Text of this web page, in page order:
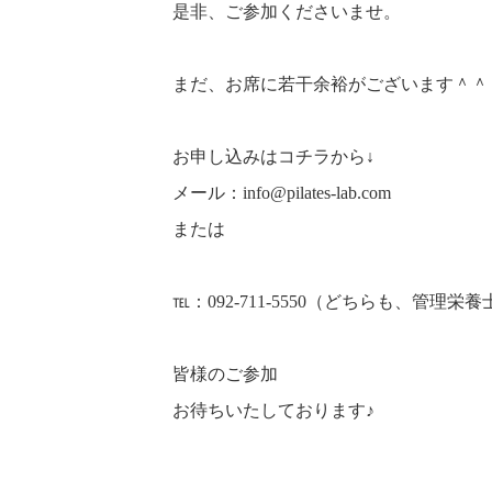
是非、ご参加くださいませ。
まだ、お席に若干余裕がございます＾＾
お申し込みはコチラから↓
メール：info@pilates-lab.com
または
℡：092-711-5550（どちらも、管理栄養
皆様のご参加
お待ちいたしております♪